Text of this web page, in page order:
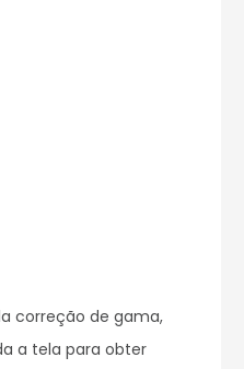
correção de gama,
a tela para obter